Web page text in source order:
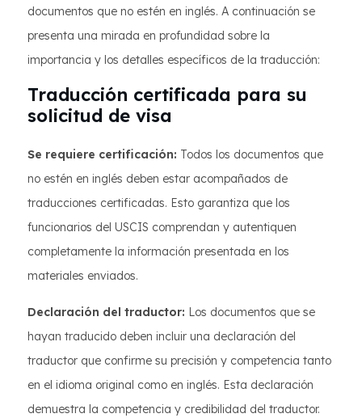
documentos que no estén en inglés. A continuación se
presenta una mirada en profundidad sobre la
importancia y los detalles específicos de la traducción:
Traducción certificada para su
solicitud de visa
Se requiere certificación: Todos los documentos que
no estén en inglés deben estar acompañados de
traducciones certificadas. Esto garantiza que los
funcionarios del USCIS comprendan y autentiquen
completamente la información presentada en los
materiales enviados.
Declaración del traductor: Los documentos que se
hayan traducido deben incluir una declaración del
traductor que confirme su precisión y competencia tanto
en el idioma original como en inglés. Esta declaración
demuestra la competencia y credibilidad del traductor.